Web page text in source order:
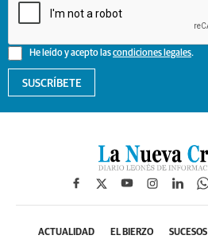
He leído y acepto lascondiciones legales.
SUSCRÍBETE
ACTUALIDAD EL BIERZO SUCESOS